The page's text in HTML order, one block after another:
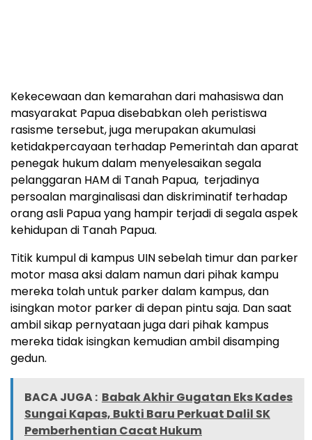
Kekecewaan dan kemarahan dari mahasiswa dan
masyarakat Papua disebabkan oleh peristiswa
rasisme tersebut, juga merupakan akumulasi
ketidakpercayaan terhadap Pemerintah dan aparat
penegak hukum dalam menyelesaikan segala
pelanggaran HAM di Tanah Papua, terjadinya
persoalan marginalisasi dan diskriminatif terhadap
orang asli Papua yang hampir terjadi di segala aspek
kehidupan di Tanah Papua.
Titik kumpul di kampus UIN sebelah timur dan parker
motor masa aksi dalam namun dari pihak kampu
mereka tolah untuk parker dalam kampus, dan
isingkan motor parker di depan pintu saja. Dan saat
ambil sikap pernyataan juga dari pihak kampus
mereka tidak isingkan kemudian ambil disamping
gedun.
BACA JUGA : Babak Akhir Gugatan Eks Kades
Sungai Kapas, Bukti Baru Perkuat Dalil SK
Pemberhentian Cacat Hukum